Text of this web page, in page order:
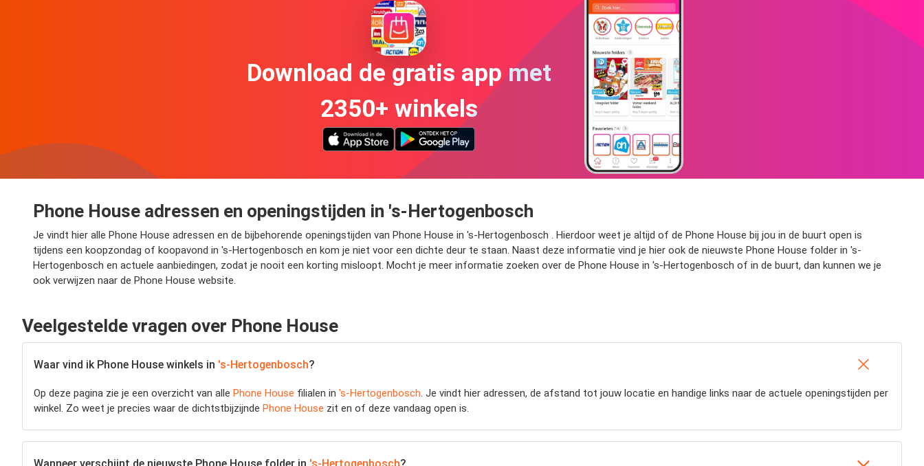
Download de gratis app met
2350+ winkels
Phone House adressen en openingstijden in 's-Hertogenbosch
Je vindt hier alle Phone House adressen en de bijbehorende openingstijden van Phone House in 's-Hertogenbosch . Hierdoor weet je altijd of de Phone House bij jou in de buurt open is
tijdens een koopzondag of koopavond in 's-Hertogenbosch en kom je niet voor een dichte deur te staan. Naast deze informatie vind je hier ook de nieuwste Phone House folder in 's-
Hertogenbosch en actuele aanbiedingen, zodat je nooit een korting misloopt. Mocht je meer informatie zoeken over de Phone House in 's-Hertogenbosch of in de buurt, dan kunnen we je
ook verwijzen naar de Phone House website.
Veelgestelde vragen over Phone House
Waar vind ik Phone House winkels in 's-Hertogenbosch?
Op deze pagina zie je een overzicht van alle Phone House filialen in 's-Hertogenbosch. Je vindt hier adressen, de afstand tot jouw locatie en handige links naar de actuele openingstijden per
winkel. Zo weet je precies waar de dichtstbijzijnde Phone House zit en of deze vandaag open is.
Wanneer verschijnt de nieuwste Phone House folder in 's-Hertogenbosch?